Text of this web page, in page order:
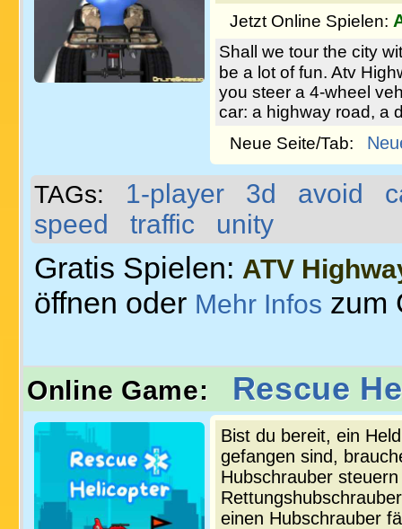
Jetzt Online Spielen:
Shall we tour the city
be a lot of fun. Atv
you steer a 4-wheel
car: a highway road, a
Neue Seite/Tab:
TAGs: 1-player 3d avoid
speed
traffic unity
Gratis Spielen: ATV
öffnen oder Mehr Infos zum
Online Game: Rescue
Bist du bereit, ein
gefangen sind,
Hubschrauber
einen Hubschrauber